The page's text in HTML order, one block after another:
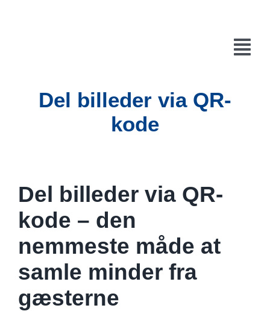
Del billeder via QR-
kode
Del billeder via QR-
kode – den
nemmeste måde at
samle minder fra
gæsterne